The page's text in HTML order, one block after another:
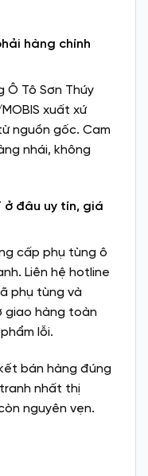
hàng chính
Ô Tô Sơn Thúy
xuất xứ
nguồn gốc. Cam
nhái, không
ở đâu uy tín, giá
cấp phụ tùng ô
Liên hệ hotline
phụ tùng và
giao hàng toàn
lỗi.
bán hàng đúng
nhất thị
nguyên vẹn.